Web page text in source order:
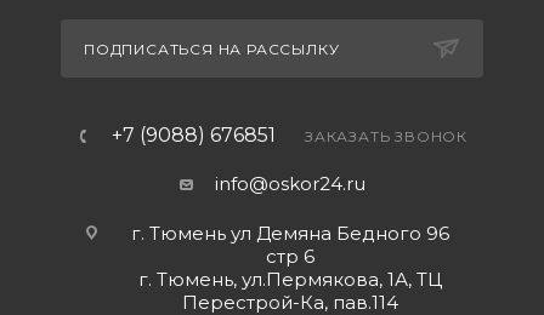
ПОДПИСАТЬСЯ НА РАССЫЛКУ
+7 (9088) 676851 ЗАКАЗАТЬ ЗВОНОК
info@oskor24.ru
г. Тюмень ул Демяна Бедного 96
стр 6
г. Тюмень, ул.Пермякова, 1А, ТЦ
Перестрой-Ка, пав.114